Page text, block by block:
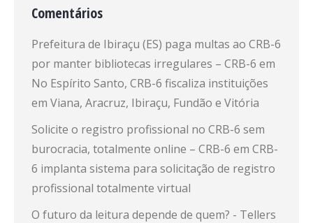
Comentários
Prefeitura de Ibiraçu (ES) paga multas ao CRB-6
por manter bibliotecas irregulares – CRB-6 em
No Espírito Santo, CRB-6 fiscaliza instituições
em Viana, Aracruz, Ibiraçu, Fundão e Vitória
Solicite o registro profissional no CRB-6 sem
burocracia, totalmente online – CRB-6 em CRB-
6 implanta sistema para solicitação de registro
profissional totalmente virtual
O futuro da leitura depende de quem? - Tellers